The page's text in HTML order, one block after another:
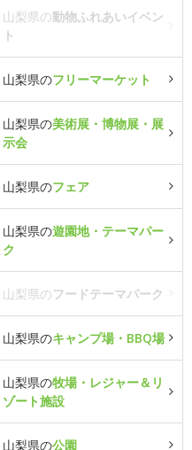
山梨県の動物ふれあいイベン
ト
山梨県のフリーマーケット
山梨県の美術展・博物展・展
示会
山梨県のフェア
山梨県の遊園地・テーマパー
ク
山梨県のフードテーマパーク
山梨県のキャンプ場・BBQ場
山梨県の牧場・レジャー＆リ
ゾート施設
山梨県の公園